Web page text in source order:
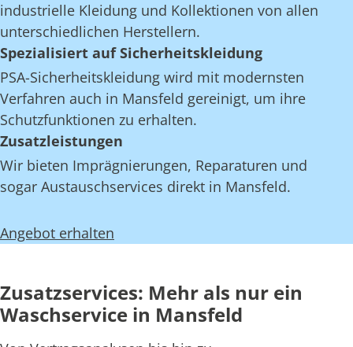
industrielle Kleidung und Kollektionen von allen
unterschiedlichen Herstellern.
Spezialisiert auf Sicherheitskleidung
PSA-Sicherheitskleidung wird mit modernsten
Verfahren auch in Mansfeld gereinigt, um ihre
Schutzfunktionen zu erhalten.
Zusatzleistungen
Wir bieten Imprägnierungen, Reparaturen und
sogar Austauschservices direkt in Mansfeld.
Angebot erhalten
Zusatzservices: Mehr als nur ein
Waschservice in Mansfeld